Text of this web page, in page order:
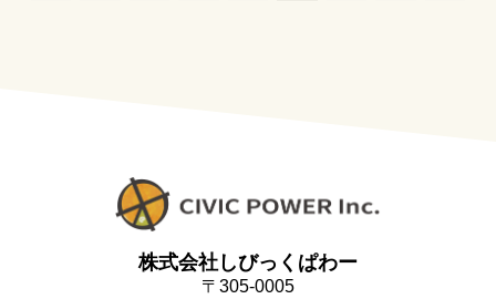
株式会社しびっくぱわー
〒305-0005